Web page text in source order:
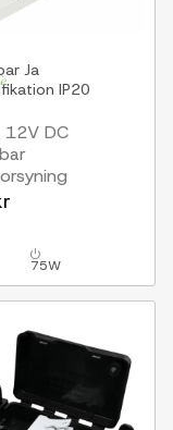
Ja
IP20
DC
push-dæmp
75W